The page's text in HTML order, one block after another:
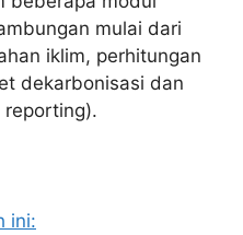
mulai dari
iklim, perhitungan
dekarbonisasi dan
reporting).
ini: